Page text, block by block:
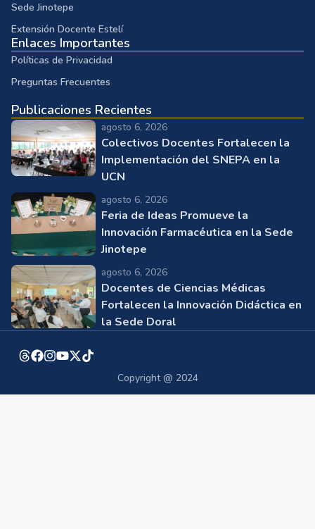
Sede Jinotepe
Extensión Docente Estelí
Enlaces Importantes
Políticas de Privacidad
Preguntas Frecuentes
Publicaciones Recientes
agosto 6, 2026
Colectivos Docentes Fortalecen la
Implementación del SNEPA en la
UCN
agosto 6, 2026
Feria de Ideas Promueve la
Innovación Farmacéutica en la Sede
Jinotepe
agosto 6, 2026
Docentes de Ciencias Médicas
Fortalecen la Innovación Didáctica en
la Sede Doral
Copyright @ 2024